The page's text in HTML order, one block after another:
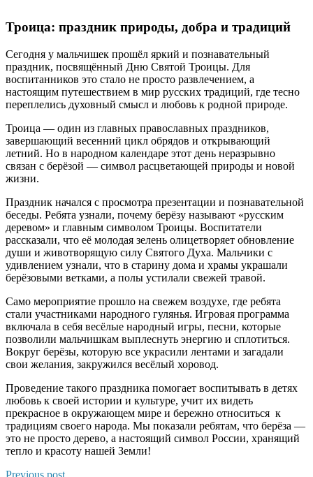
Троица: праздник природы, добра и традиций
Сегодня у мальчишек прошёл яркий и познавательный
праздник, посвящённый Дню Святой Троицы. Для
воспитанников это стало не просто развлечением, а
настоящим путешествием в мир русских традиций, где тесно
переплелись духовный смысл и любовь к родной природе.
Троица — один из главных православных праздников,
завершающий весенний цикл обрядов и открывающий
летний. Но в народном календаре этот день неразрывно
связан с берёзой — символ расцветающей природы и новой
жизни.
Праздник начался с просмотра презентации и познавательной
беседы. Ребята узнали, почему берёзу называют «русским
деревом» и главным символом Троицы. Воспитатели
рассказали, что её молодая зелень олицетворяет обновление
души и животворящую силу Святого Духа. Мальчики с
удивлением узнали, что в старину дома и храмы украшали
берёзовыми ветками, а полы устилали свежей травой.
Само мероприятие прошло на свежем воздухе, где ребята
стали участниками народного гулянья. Игровая программа
включала в себя весёлые народный игры, песни, которые
позволили мальчишкам выплеснуть энергию и сплотиться.
Вокруг берёзы, которую все украсили лентами и загадали
свои желания, закружился весёлый хоровод.
Проведение такого праздника помогает воспитывать в детях
любовь к своей истории и культуре, учит их видеть
прекрасное в окружающем мире и бережно относиться к
традициям своего народа. Мы показали ребятам, что берёза —
это не просто дерево, а настоящий символ России, хранящий
тепло и красоту нашей Земли!
Previous post